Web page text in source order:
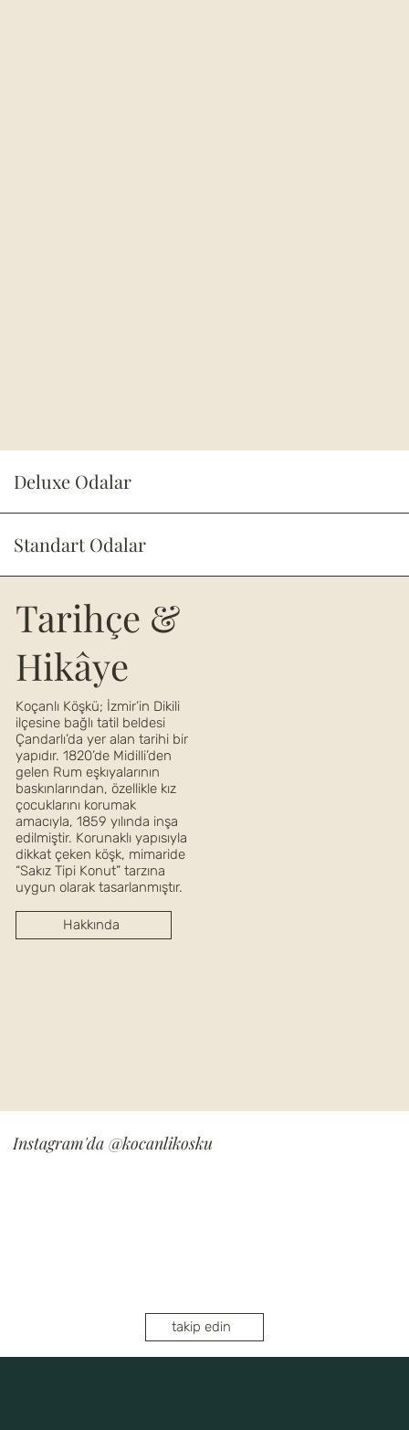
Deluxe Odalar
Standart Odalar
Tarihçe &
Hikâye
Koçanlı Köşkü; İzmir’in Dikili
ilçesine bağlı tatil beldesi
Çandarlı’da yer alan tarihi bir
yapıdır. 1820’de Midilli’den
gelen Rum eşkıyalarının
baskınlarından, özellikle kız
çocuklarını korumak
amacıyla, 1859 yılında inşa
edilmiştir. Korunaklı yapısıyla
dikkat çeken köşk, mimaride
“Sakız Tipi Konut” tarzına
uygun olarak tasarlanmıştır.
Hakkında
Instagram'da@kocanlikosku
takip edin